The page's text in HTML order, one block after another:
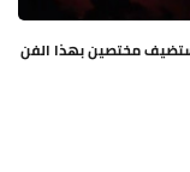
مختصين بهذا الفن